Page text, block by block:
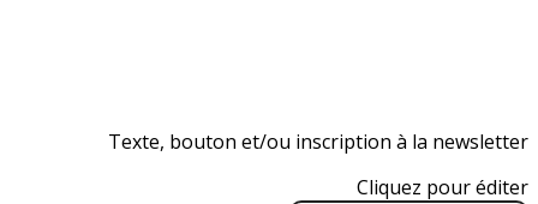
Texte, bouton et/ou inscription à la newsletter
Cliquez pour éditer